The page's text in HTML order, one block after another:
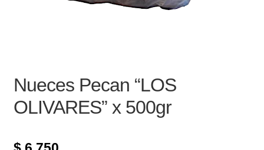
Sugerencias y consultas
Nueces Pecan “LOS
OLIVARES” x 500gr